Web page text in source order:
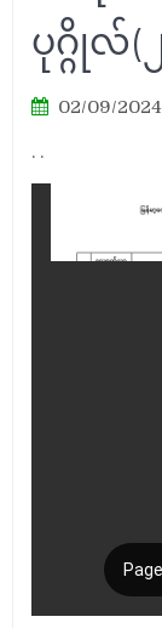
ပုဂ္ဂိုလ်(
02/09/2024
. .